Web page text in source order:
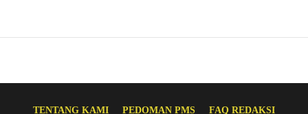
TENTANG KAMI PEDOMAN PMS FAQ REDAKSI